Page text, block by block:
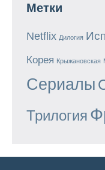
Метки
Netflix Дилогия
Корея Крыжановская
Сериалы
Трилогия